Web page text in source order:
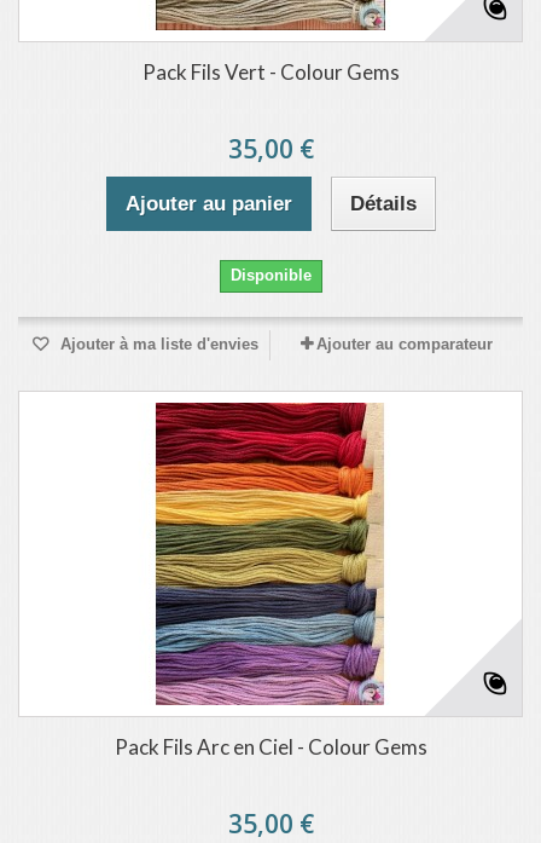
Pack Fils Vert - Colour Gems
35,00 €
Ajouter au panier Détails
Disponible
Ajouter à ma liste d'envies Ajouter au comparateur
Pack Fils Arc en Ciel - Colour Gems
35,00 €